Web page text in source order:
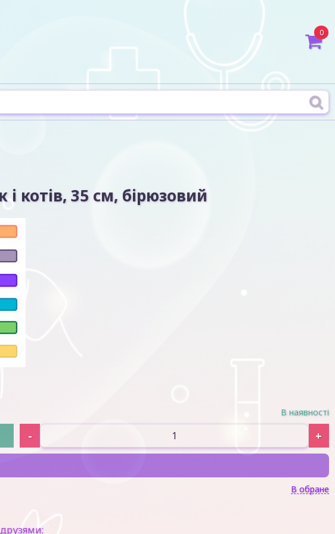
0
котів, 35 см, бірюзовий
В наявності
- +
В обране